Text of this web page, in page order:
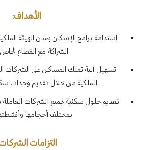
الأهداف:
استدامة برامج الإسكان بمدن الهيئة
الشراكة مع القطاع
تسهيل آلية تملك المساكن على الشركات
الملكية من خلال تقديم وحدات
تقديم حلول سكنية لجميع الشركات العاملة
بمختلف أحجامها
التزامات